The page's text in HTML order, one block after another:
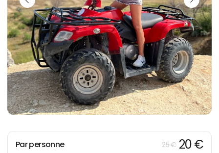
Par personne 25 € 20 €